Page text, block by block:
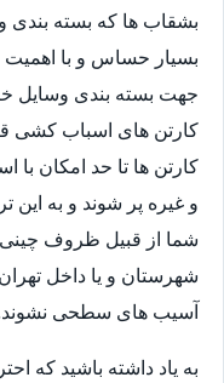
بشقاب ها که بسته بندی
بسیار حساس و با
جهت بسته بندی وسایل
کارتن های اسباب کشی
کارتن ها تا حد امکان با
و غیره پر شوند و به
شما از قبیل ظروف چینی
شهرستان و یا داخل
آسیب های سطحی
به یاد داشته باشید که